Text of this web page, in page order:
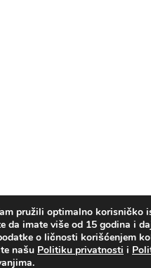
pružili optimalno korisničko
da imate više od 15 godina i
o ličnosti korišćenjem
našu Politiku privatnosti i